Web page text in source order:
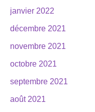
janvier 2022
décembre 2021
novembre 2021
octobre 2021
septembre 2021
août 2021